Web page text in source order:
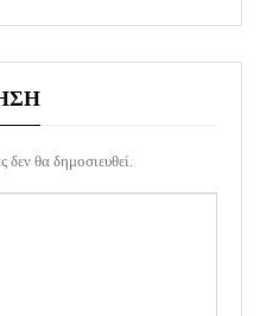
θα δημοσιευθεί.